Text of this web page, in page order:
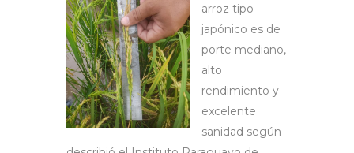
arroz tipo
japónico es de
porte mediano,
alto
rendimiento y
excelente
sanidad según